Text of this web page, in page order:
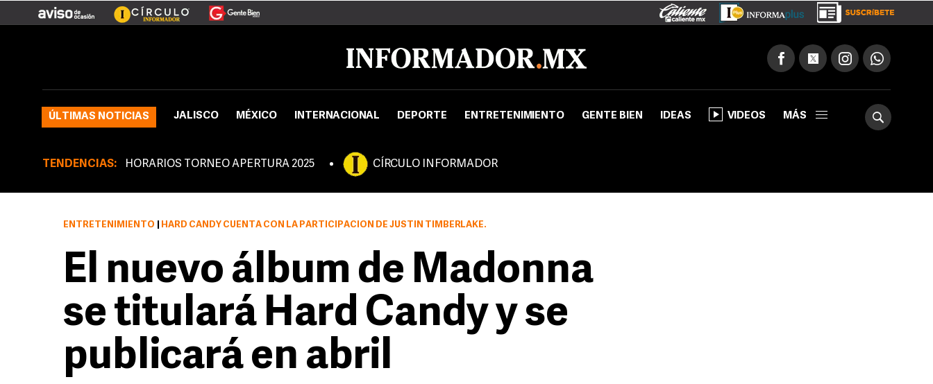
ÚLTIMAS NOTICIAS JALISCO MÉXICO INTERNACIONAL DEPORTE ENTRETENIMIENTO GENTE BIEN IDEAS VIDEOS MÁS
TENDENCIAS: HORARIOS TORNEO APERTURA 2025 CÍRCULO INFORMADOR
ENTRETENIMIENTO HARD CANDY CUENTA CON LA PARTICIPACIÓN DE JUSTIN TIMBERLAKE.
El nuevo álbum de Madonna
se titulará Hard Candy y se
publicará en abril